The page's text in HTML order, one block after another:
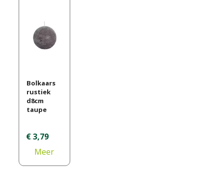
Bolkaars
rustiek
d8cm
taupe
€ 3,79
Meer
informati